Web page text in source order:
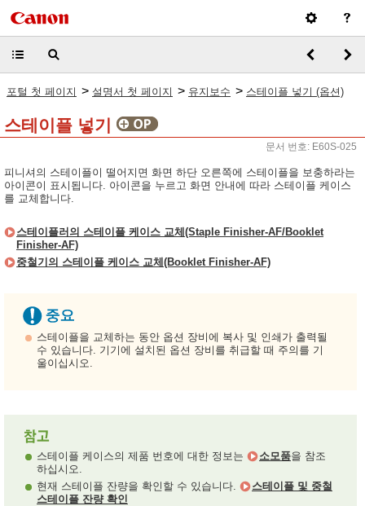
포털 첫 페이지 > 설명서 첫 페이지 > 유지보수 > 스테이플 넣기 (옵션)
스테이플 넣기
문서 번호: E60S-025
피니셔의 스테이플이 떨어지면 화면 하단 오른쪽에 스테이플을 보충하라는
아이콘이 표시됩니다. 아이콘을 누르고 화면 안내에 따라 스테이플 케이스
를 교체합니다.
스테이플러의 스테이플 케이스 교체(Staple Finisher-AF/Booklet
Finisher-AF)
중철기의 스테이플 케이스 교체(Booklet Finisher-AF)
스테이플을 교체하는 동안 옵션 장비에 복사 및 인쇄가 출력될
수 있습니다. 기기에 설치된 옵션 장비를 취급할 때 주의를 기
울이십시오.
스테이플 케이스의 제품 번호에 대한 정보는 소모품을 참조
하십시오.
현재 스테이플 잔량을 확인할 수 있습니다.
스테이플 및 중철
스테이플 잔량 확인